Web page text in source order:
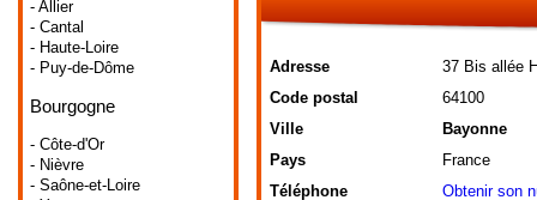
- Allier
- Cantal
- Haute-Loire
- Puy-de-Dôme
Bourgogne
- Côte-d'Or
- Nièvre
- Saône-et-Loire
Adresse
37 Bis allée
Code postal
64100
Ville
Bayonne
Pays
France
Téléphone
Obtenir son